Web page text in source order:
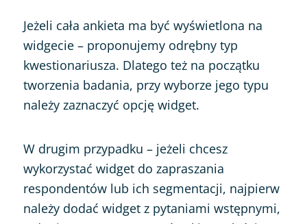
Jeżeli cała ankieta ma być wyświetlona na
widgecie – proponujemy odrębny typ
kwestionariusza. Dlatego też na początku
tworzenia badania, przy wyborze jego typu
należy zaznaczyć opcję widget.
W drugim przypadku – jeżeli chcesz
wykorzystać widget do zapraszania
respondentów lub ich segmentacji, najpierw
należy dodać widget z pytaniami wstępnymi,